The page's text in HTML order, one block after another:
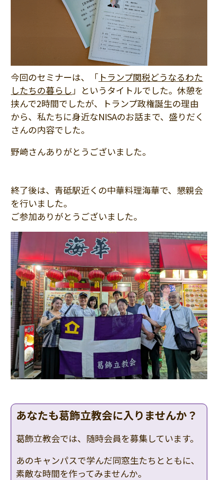
今回のセミナーは、「トランプ関税どうなるわた
したちの暮らし 」というタイトルでした。休憩を
挟んで2時間でしたが、トランプ政権誕生の理由
から、私たちに身近なNISAのお話まで、盛りだく
さんの内容でした。
野崎さんありがとうございました。
終了後は、青砥駅近くの中華料理海華で、懇親会
を行いました。
ご参加ありがとうございました。
あなたも葛飾立教会に入りませんか？
葛飾立教会では、随時会員を募集しています。
あのキャンパスで学んだ同窓生たちとともに、
素敵な時間を作ってみませんか。